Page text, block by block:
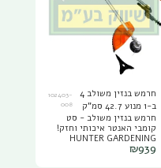
חרמש בנזין משולב 4
ב-1 מנוע 42.7 סמ"ק
האנטר במחיר מיוחד
והטבה יחודית ושליח
חינם
102403-
008
חרמש בנזין משולב - סט
קומבי האנטר איכותי וחזק!
HUNTER GARDENING
₪939